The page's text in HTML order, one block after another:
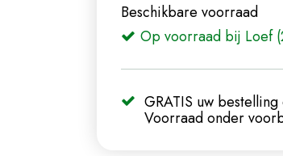
Beschikbare voorraad
Op voorraad bij Loef
GRATIS uw
Voorraad onder